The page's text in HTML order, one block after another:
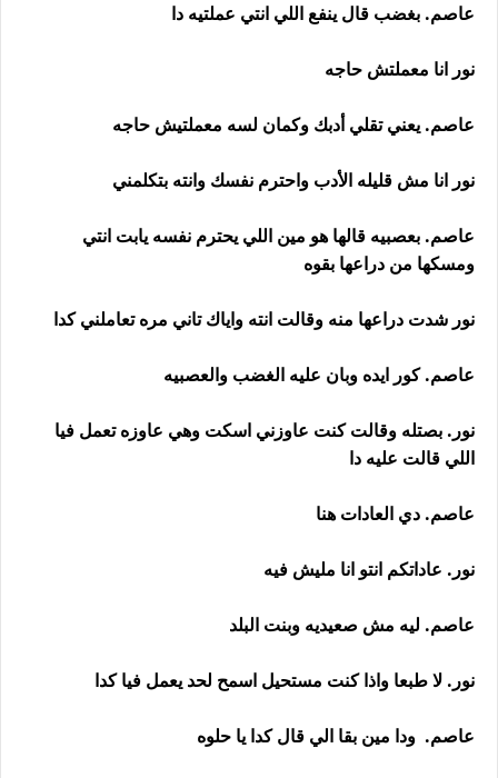
عاصم. بغضب قال ينفع اللي انتي عملتيه دا
نور انا معملتش حاجه
عاصم. يعني تقلي أدبك وكمان لسه معملتيش حاجه
نور انا مش قليله الأدب واحترم نفسك وانته بتكلمني
عاصم. بعصبيه قالها هو مين اللي يحترم نفسه يابت انتي
ومسكها من دراعها بقوه
نور شدت دراعها منه وقالت انته واياك تاني مره تعاملني كدا
عاصم. كور ايده وبان عليه الغضب والعصبيه
نور. بصتله وقالت كنت عاوزني اسكت وهي عاوزه تعمل فيا
اللي قالت عليه دا
عاصم. دي العادات هنا
نور. عاداتكم انتو انا مليش فيه
عاصم. ليه مش صعيديه وبنت البلد
نور. لا طبعا واذا كنت مستحيل اسمح لحد يعمل فيا كدا
عاصم. ودا مين بقا الي قال كدا يا حلوه